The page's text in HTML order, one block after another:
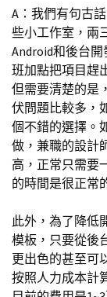
A：我們有句古
些小工作室，兩
Android和後台
班加點把項目趕
但需要清楚的是
伏問題比較多，
個不錯的選擇。
做，兼職的設計
高，正常只需要
的時間是很正常
此外，為了降低
模板，只要從後
更出色的甚至可
按照人力成本計